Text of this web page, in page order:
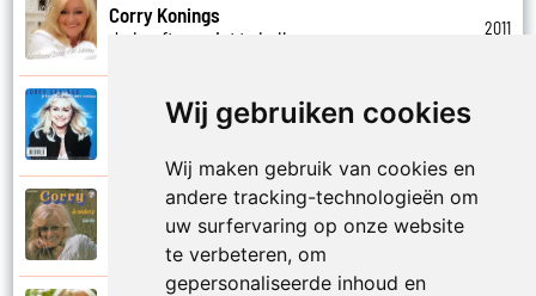
Wij gebruiken cookies
Wij maken gebruik van cookies en
andere tracking-technologieën om
uw surfervaring op onze website
te verbeteren, om
gepersonaliseerde inhoud en
Corry Konings
Je hoeft me niet te bellen
2011
Corry Konings
Je kan je leven nooit meer overdoen
Je moedertje